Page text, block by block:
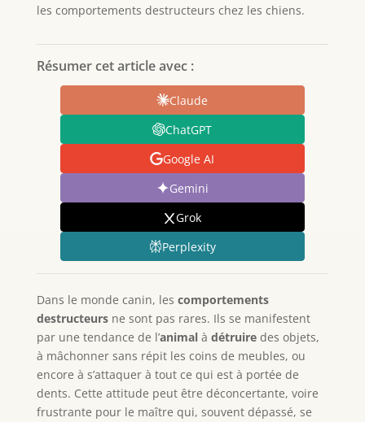
les comportements destructeurs chez les chiens.
Résumer cet article avec :
Claude
ChatGPT
Google AI
Gemini
Grok
Perplexity
Dans le monde canin, les comportements
destructeursne sont pas rares. Ils se manifestent
par une tendance de l’animalà détruiredes objets,
à mâchonner sans répit les coins de meubles, ou
encore à s’attaquer à tout ce qui est à portée de
dents. Cette attitude peut être déconcertante, voire
frustrante pour le maître qui, souvent dépassé, se